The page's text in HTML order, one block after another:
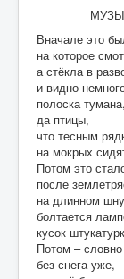
Вначале это
на которое
а стёкла в
и видно
полоска тумана,
да птицы,
что тесным
на мокрых
Потом это
после
на длинном
болтается
кусок
Потом –
без снега уже,